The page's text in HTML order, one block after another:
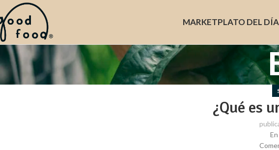
MARKETPLATO DEL DÍA
¿Qué es